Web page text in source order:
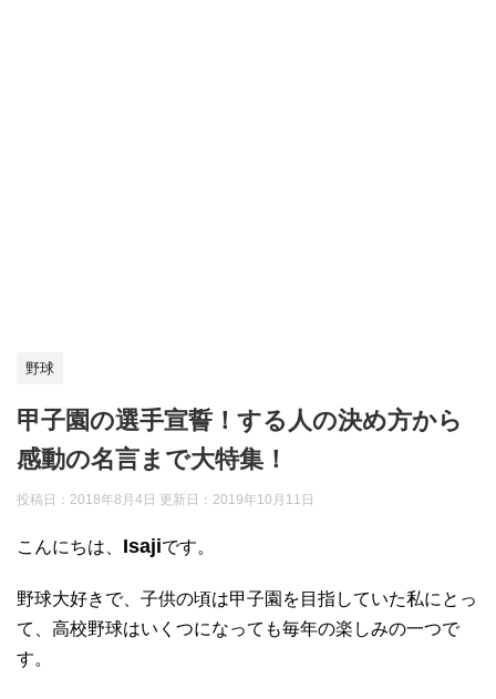
野球
甲子園の選手宣誓！する人の決め方から
感動の名言まで大特集！
投稿日：2018年8月4日 更新日： 2019年10月11日
こんにちは、 Isajiです。
野球大好きで、子供の頃は甲子園を目指していた私にとっ
て、高校野球はいくつになっても毎年の楽しみの一つで
す。